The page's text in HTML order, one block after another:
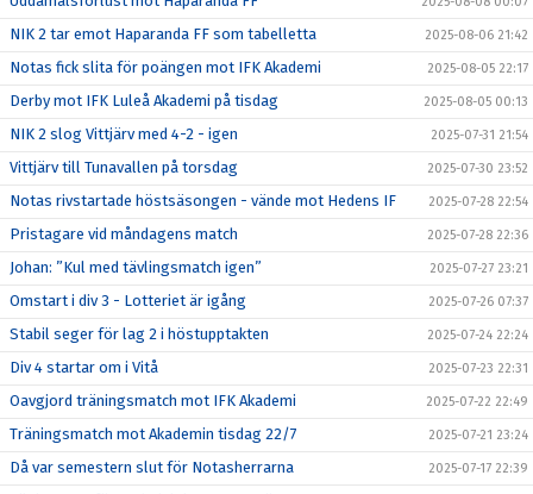
NIK 2 tar emot Haparanda FF som tabelletta 2025-08-06 21:42
Notas fick slita för poängen mot IFK Akademi 2025-08-05 22:17
Derby mot IFK Luleå Akademi på tisdag 2025-08-05 00:13
NIK 2 slog Vittjärv med 4-2 - igen 2025-07-31 21:54
Vittjärv till Tunavallen på torsdag 2025-07-30 23:52
Notas rivstartade höstsäsongen - vände mot Hedens IF 2025-07-28 22:54
Pristagare vid måndagens match 2025-07-28 22:36
Johan: ”Kul med tävlingsmatch igen” 2025-07-27 23:21
Omstart i div 3 - Lotteriet är igång 2025-07-26 07:37
Stabil seger för lag 2 i höstupptakten 2025-07-24 22:24
Div 4 startar om i Vitå 2025-07-23 22:31
Oavgjord träningsmatch mot IFK Akademi 2025-07-22 22:49
Träningsmatch mot Akademin tisdag 22/7 2025-07-21 23:24
Då var semestern slut för Notasherrarna 2025-07-17 22:39